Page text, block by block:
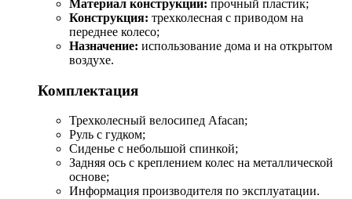
Материал конструкции: прочный пластик;
Конструкция: трехколесная с приводом на
переднее колесо;
Назначение: использование дома и на открытом
воздухе.
Комплектация
Трехколесный велосипед Afacan;
Руль с гудком;
Сиденье с небольшой спинкой;
Задняя ось с креплением колес на металлической
основе;
Информация производителя по эксплуатации.